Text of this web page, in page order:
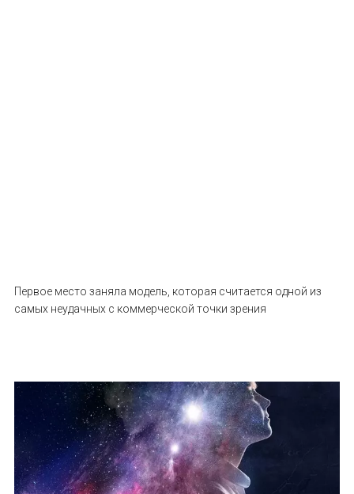
Первое место заняла модель, которая считается одной из
самых неудачных с коммерческой точки зрения